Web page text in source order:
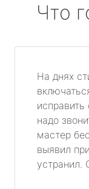
Что
На днях
надо
мастер
выявил
устранил.